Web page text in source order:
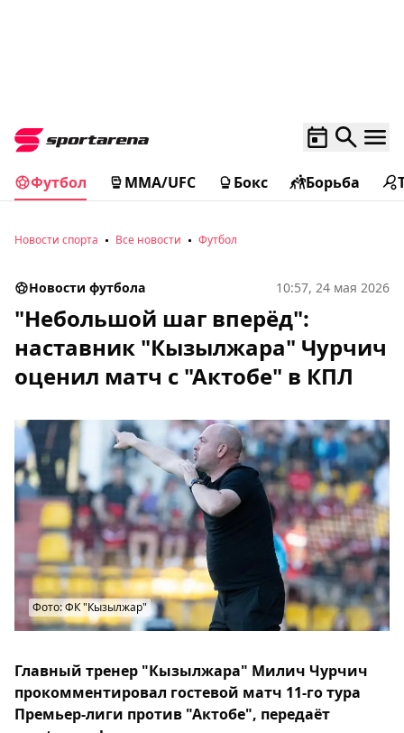
Футбол MMA/UFC Бокс Борьба
Новости спорта Все новости Футбол
Новости футбола 10:57, 24 мая 2026
"Небольшой шаг вперёд":
наставник "Кызылжара" Чурчич
оценил матч с "Актобе" в КПЛ
Фото: ФК "Кызылжар"
Главный тренер "Кызылжара" Милич Чурчич
прокомментировал гостевой матч 11-го тура
Премьер-лиги против "Актобе", передаёт